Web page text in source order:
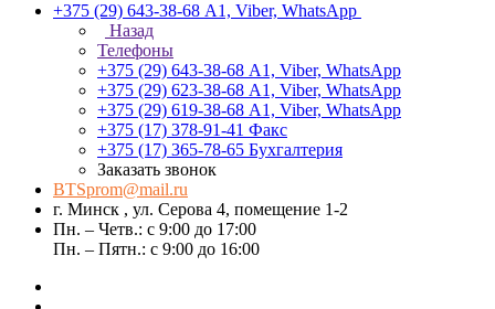
+375 (29) 643-38-68 А1, Viber, WhatsApp
Назад
Телефоны
+375 (29) 643-38-68 А1, Viber, WhatsApp
+375 (29) 623-38-68 А1, Viber, WhatsApp
+375 (29) 619-38-68 А1, Viber, WhatsApp
+375 (17) 378-91-41 Факс
+375 (17) 365-78-65 Бухгалтерия
Заказать звонок
BTSprom@mail.ru
г. Минск , ул. Серова 4, помещение 1-2
Пн. – Четв.: с 9:00 до 17:00
Пн. – Пятн.: с 9:00 до 16:00